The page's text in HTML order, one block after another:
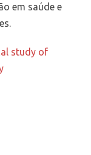
em saúde e
study of